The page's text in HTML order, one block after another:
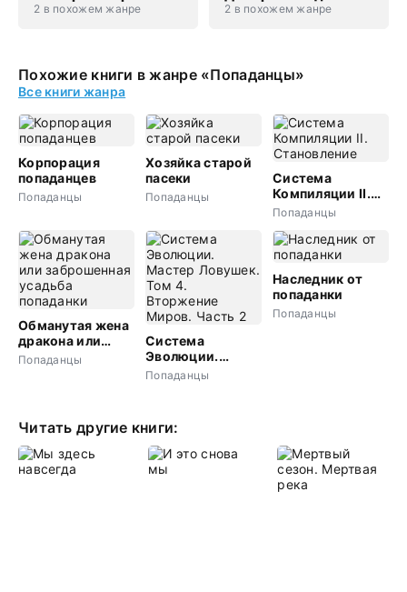
2 в похожем жанре 2 в похожем жанре
Похожие книги в жанре «Попаданцы»
Все книги жанра
Корпорация
попаданцев
Попаданцы
Хозяйка старой
пасеки
Попаданцы
Система
Компиляции II.
Становление
Попаданцы
Обманутая жена
дракона или
заброшенная
Попаданцы
Система
Эволюции.
Мастер
Попаданцы
Наследник от
попаданки
Попаданцы
Читать другие книги: